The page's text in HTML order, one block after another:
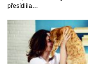
přesídlila…